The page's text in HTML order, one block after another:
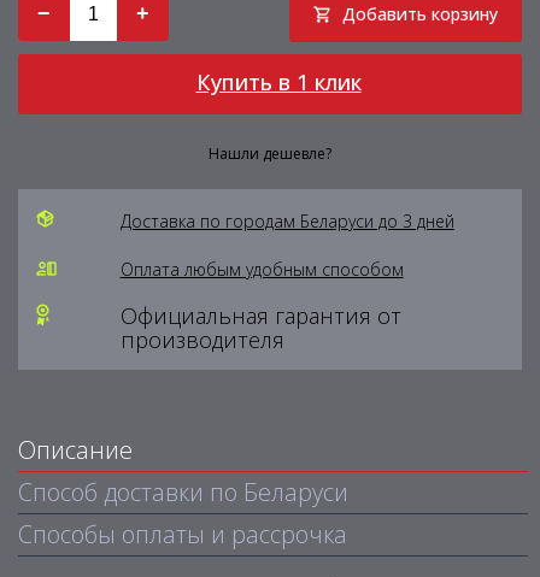
− + Добавить корзину
Купить в 1 клик
Нашли дешевле?
Доставка по городам Беларуси до 3 дней
Оплата любым удобным способом
Официальная гарантия от
производителя
Описание
Способ доставки по Беларуси
Способы оплаты и рассрочка